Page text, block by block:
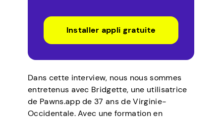
Installer appli gratuite
Dans cette interview, nous nous sommes
entretenus avec Bridgette, une utilisatrice
de Pawns.app de 37 ans de Virginie-
Occidentale. Avec une formation en